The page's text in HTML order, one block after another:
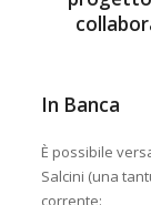
In Banca
È possibile
Salcini (una
corrente: